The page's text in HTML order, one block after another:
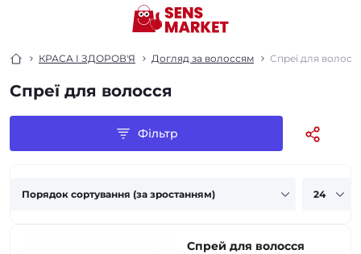
КРАСА І ЗДОРОВ'Я Догляд за волоссям Спреї для
Спреї для волосся
Фільтр
Спрей для волосся